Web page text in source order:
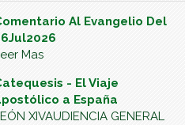
Al Evangelio Del
Mas
- El Viaje
a España
XIVAUDIENCIA GENERAL